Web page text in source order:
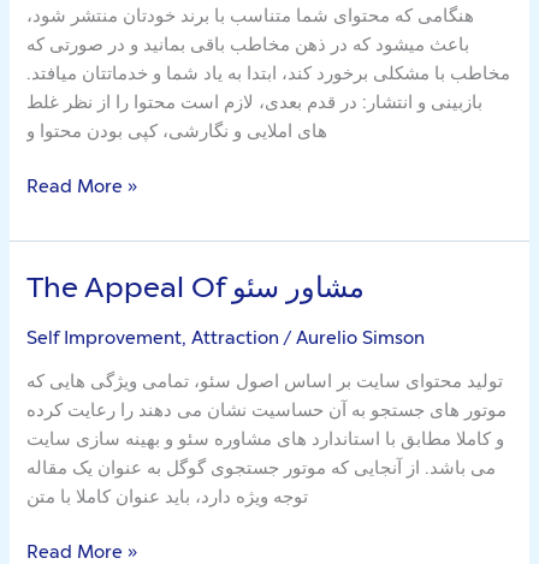
هنگامی که محتوای شما متناسب با برند خودتان منتشر شود،
باعث میشود که در ذهن مخاطب باقی بمانید و در صورتی که
مخاطب با مشکلی برخورد کند، ابتدا به یاد شما و خدماتتان میافتد.
بازبینی و انتشار: در قدم بعدی، لازم است محتوا را از نظر غلط
های املایی و نگارشی، کپی بودن محتوا و
محتوا
و
مقاله
نویسی
برای
Read More »
The Appeal Of مشاور سئو
Self Improvement, Attraction /Aurelio Simson
تولید محتوای سایت بر اساس اصول سئو، تمامی ویژگی هایی که
موتور های جستجو به آن حساسیت نشان می دهند را رعایت کرده
و کاملا مطابق با استاندارد های مشاوره سئو و بهینه سازی سایت
می باشد. از آنجایی که موتور جستجوی گوگل به عنوان یک مقاله
توجه ویژه دارد، باید عنوان کاملا با متن
The
Of
مشاور
سئو
Read More »